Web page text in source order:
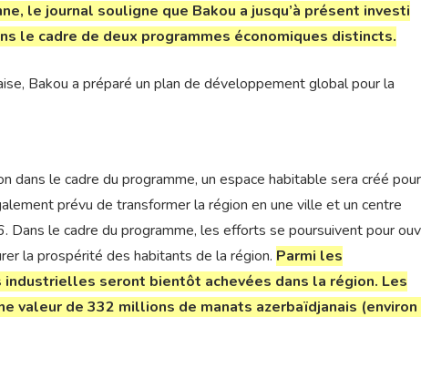
le journal souligne que Bakou a jusqu’à présent investi
le cadre de deux programmes économiques distincts.
Bakou a préparé un plan de développement global pour la
le cadre du programme, un espace habitable sera créé pour
prévu de transformer la région en une ville et un centre
le cadre du programme, les efforts se poursuivent pour
la prospérité des habitants de la région. Parmi les
seront bientôt achevées dans la région. Les
valeur de 332 millions de manats azerbaïdjanais (environ